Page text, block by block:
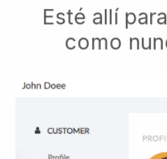
Esté allí
como